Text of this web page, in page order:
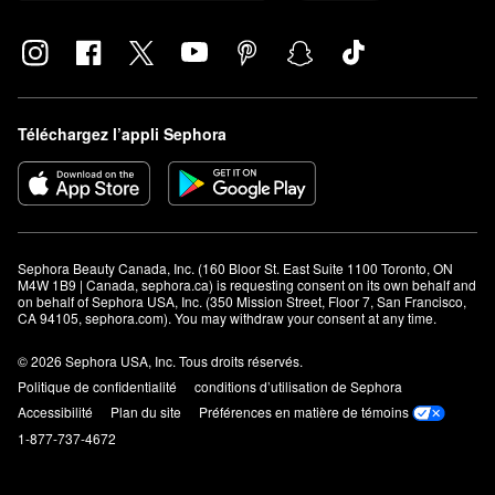
Téléchargez l’appli Sephora
Sephora Beauty Canada, Inc. (160 Bloor St. East Suite 1100 Toronto, ON
M4W 1B9 | Canada, sephora.ca) is requesting consent on its own behalf and
on behalf of Sephora USA, Inc. (350 Mission Street, Floor 7, San Francisco,
CA 94105, sephora.com). You may withdraw your consent at any time.
© 2026 Sephora USA, Inc. Tous droits réservés.
Politique de confidentialité
conditions d’utilisation de Sephora
Accessibilité
Plan du site
Préférences en matière de témoins
1-877-737-4672